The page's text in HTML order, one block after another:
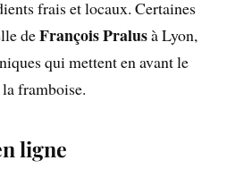
frais et locaux. Certaines
deFrançois Pralusà Lyon,
qui mettent en avant le
framboise.
ligne